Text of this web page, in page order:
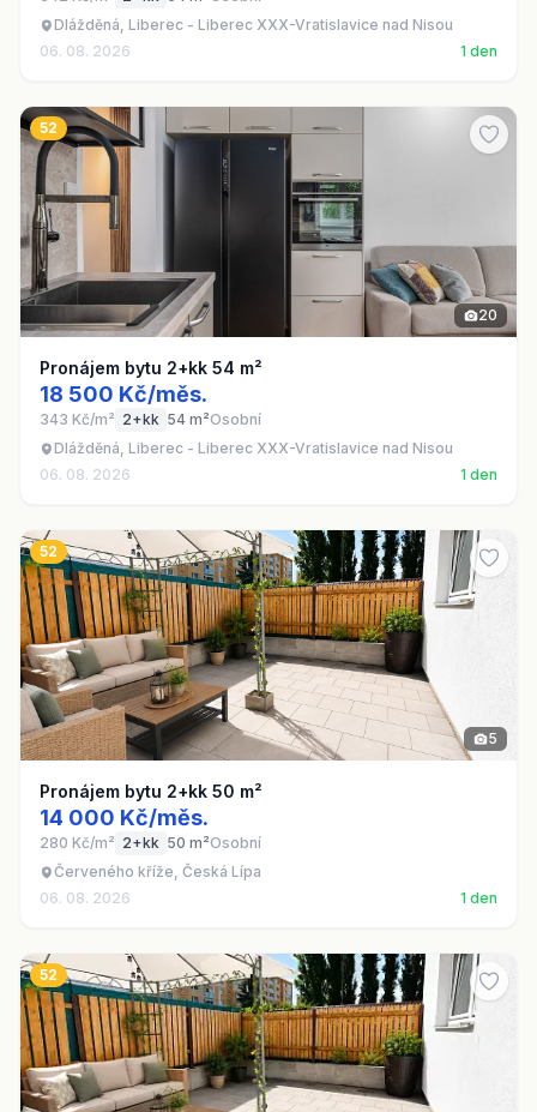
Dlážděná, Liberec - Liberec XXX-Vratislavice nad Nisou
06. 08. 2026
1 den
52
20
Pronájem bytu 2+kk 54 m²
18 500 Kč/měs.
343 Kč/m² 2+kk 54 m²Osobní
Dlážděná, Liberec - Liberec XXX-Vratislavice nad Nisou
06. 08. 2026
1 den
52
5
Pronájem bytu 2+kk 50 m²
14 000 Kč/měs.
280 Kč/m² 2+kk 50 m²Osobní
Červeného kříže, Česká Lípa
06. 08. 2026
1 den
52